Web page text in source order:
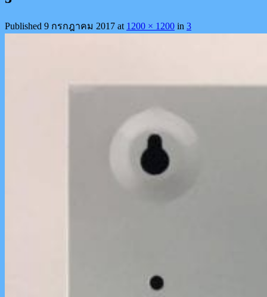
Published 9 กรกฎาคม 2017 at 1200 × 1200 in 3